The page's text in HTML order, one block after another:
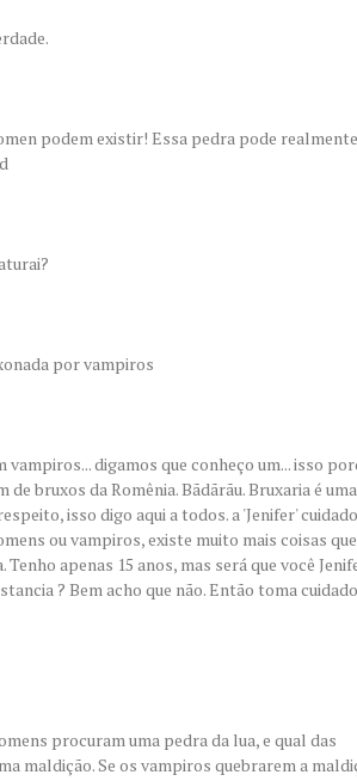
podem existir! Essa pedra pode realmente
por vampiros
digamos que conheço um... isso
bruxos da Romênia. Bãdãrãu. Bruxaria é uma
isso digo aqui a todos. a 'Jenifer' cuidado
ou vampiros, existe muito mais coisas que
apenas 15 anos, mas será que você
? Bem acho que não. Então toma
procuram uma pedra da lua, e qual das
maldição. Se os vampiros quebrarem a